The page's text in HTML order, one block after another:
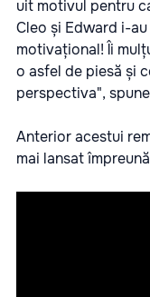
uit motivul pentru
Cleo și Edward i-
motivațional! Îi
o asfel de piesă și
perspectiva",
Anterior acestui
mai lansat